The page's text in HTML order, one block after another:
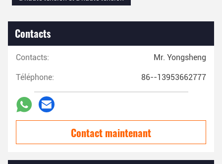
Contacts
Contacts: Mr. Yongsheng
Téléphone: 86--13953662777
Contact maintenant